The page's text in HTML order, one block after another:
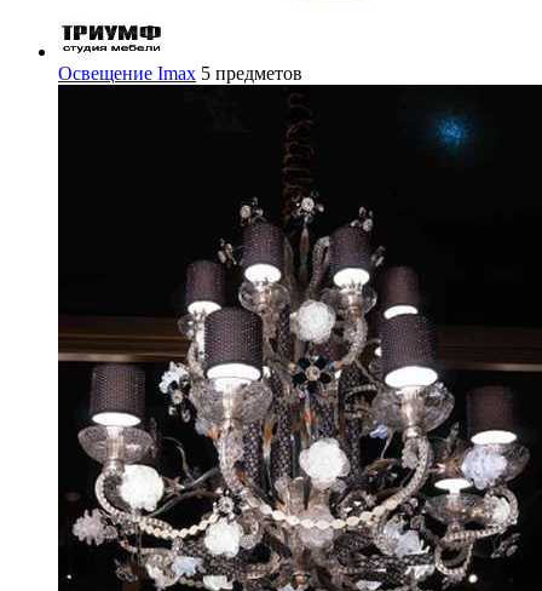
Освещение Imax 5 предметов